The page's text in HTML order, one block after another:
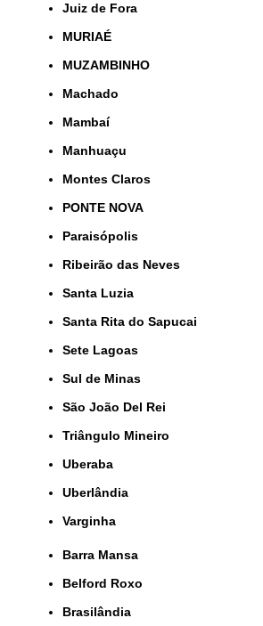
Juiz de Fora
MURIAÉ
MUZAMBINHO
Machado
Mambaí
Manhuaçu
Montes Claros
PONTE NOVA
Paraisópolis
Ribeirão das Neves
Santa Luzia
Santa Rita do Sapucai
Sete Lagoas
Sul de Minas
São João Del Rei
Triângulo Mineiro
Uberaba
Uberlândia
Varginha
Barra Mansa
Belford Roxo
Brasilândia